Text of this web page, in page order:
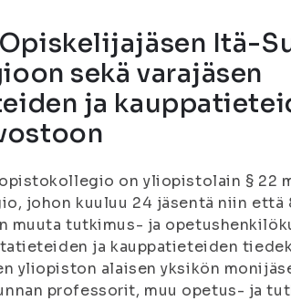
Itä-
sekä varajäsen
ja
on yliopistolain § 22
johon kuuluu 24 jäsentä niin että
muuta tutkimus- ja
ja kauppatieteiden
yliopiston alaisen yksikön
professorit, muu opetus- ja